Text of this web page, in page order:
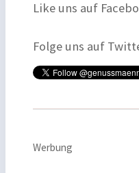
Like uns auf
Folge uns auf
Werbung